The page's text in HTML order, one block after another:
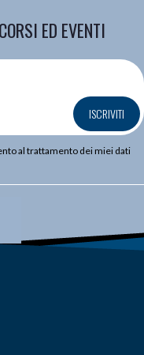
ED EVENTI
ISCRIVITI
al trattamento dei miei dati